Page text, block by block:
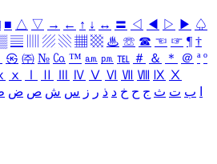
■ △ ▽ → ← ↑ ↓ ↔ 〓 ◁ ◀ ▷ ▶ ♤
▤ ▨ ▧ ▦ ▩ ♨ ☏ ☎ ☜ ☞ ¶ †
㉿ ㈜ № ㏇ ™ ㏂ ㏘ ℡ ＃ ＆ ＊ ＠ ª º
ⅹ Ⅳ Ⅴ Ⅵ Ⅶ Ⅷ Ⅸ Ⅹ
ب ت ث ج ح خ د ذ ر ز س ش ص ض